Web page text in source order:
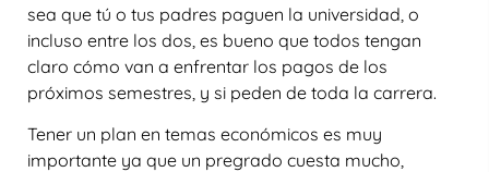
sea que tú o tus padres paguen la universidad, o
incluso entre los dos, es bueno que todos tengan
claro cómo van a enfrentar los pagos de los
próximos semestres, y si peden de toda la carrera.
Tener un plan en temas económicos es muy
importante ya que un pregrado cuesta mucho,